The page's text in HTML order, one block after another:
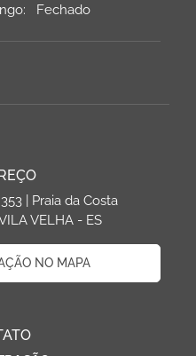
Fechado
| Praia da Costa
VELHA - ES
NO MAPA